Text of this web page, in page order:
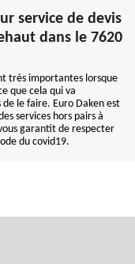
service de devis
dans le 7620
très importantes lorsque
que cela qui va
le faire. Euro Daken est
services hors pairs à
garantit de respecter
du covid19.